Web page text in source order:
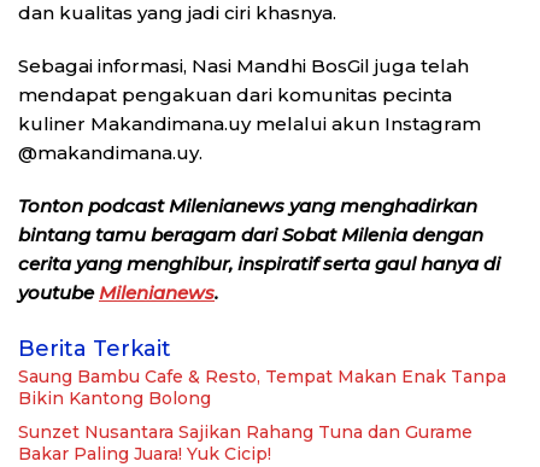
dan kualitas yang jadi ciri khasnya.
Sebagai informasi, Nasi Mandhi BosGil juga telah
mendapat pengakuan dari komunitas pecinta
kuliner Makandimana.uy melalui akun Instagram
@makandimana.uy.
Tonton podcast Milenianews yang menghadirkan
bintang tamu beragam dari Sobat Milenia dengan
cerita yang menghibur, inspiratif serta gaul hanya di
youtubeMilenianews.
Berita Terkait
Saung Bambu Cafe & Resto, Tempat Makan Enak Tanpa
Bikin Kantong Bolong
Sunzet Nusantara Sajikan Rahang Tuna dan Gurame
Bakar Paling Juara! Yuk Cicip!